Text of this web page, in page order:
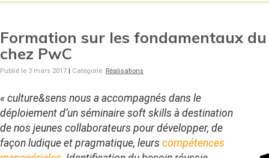
Formation sur les fondamentaux
chez PwC
Publié le 3 mars 2017 | Catégorie :Réalisations
« culture&sens nous a accompagnés dans le
déploiement d’un séminaire soft skills à destination
de nos jeunes collaborateurs pour développer, de
façon ludique et pragmatique, leurs compétences